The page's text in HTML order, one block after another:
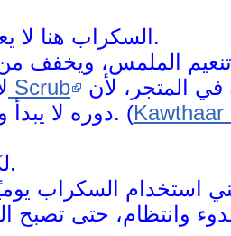
السكراب هنا لا يعمل كمنتج إضافي فقط، بل كخطوة تهيئة.
الملمس، ويخفف
Scrub
دوره لا يبدأ وينتهي عند التقشير، بل يتجاوز ذلك إلى تحسين الروتين كله. (Kawthaar
لكن المهم هنا هو التوازن.
استخدام السكراب